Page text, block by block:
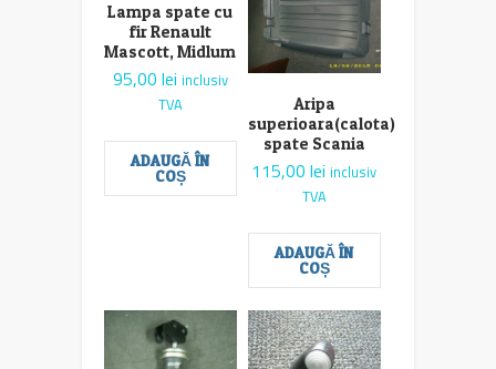
Lampa spate cu
fir Renault
Mascott, Midlum
95,00 lei inclusiv
TVA
ADAUGĂ ÎN
COȘ
Aripa
superioara(calota)
spate Scania
115,00lei inclusiv
TVA
ADAUGĂ ÎN
COȘ